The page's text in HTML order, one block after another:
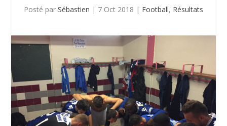
Posté par Sébastien | 7 Oct 2018 | Football, Résultats